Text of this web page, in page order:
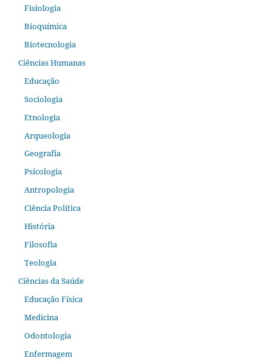
Fisiologia
Bioquímica
Biotecnologia
Ciências Humanas
Educação
Sociologia
Etnologia
Arqueologia
Geografia
Psicologia
Antropologia
Ciência Política
História
Filosofia
Teologia
Ciências da Saúde
Educação Física
Medicina
Odontologia
Enfermagem